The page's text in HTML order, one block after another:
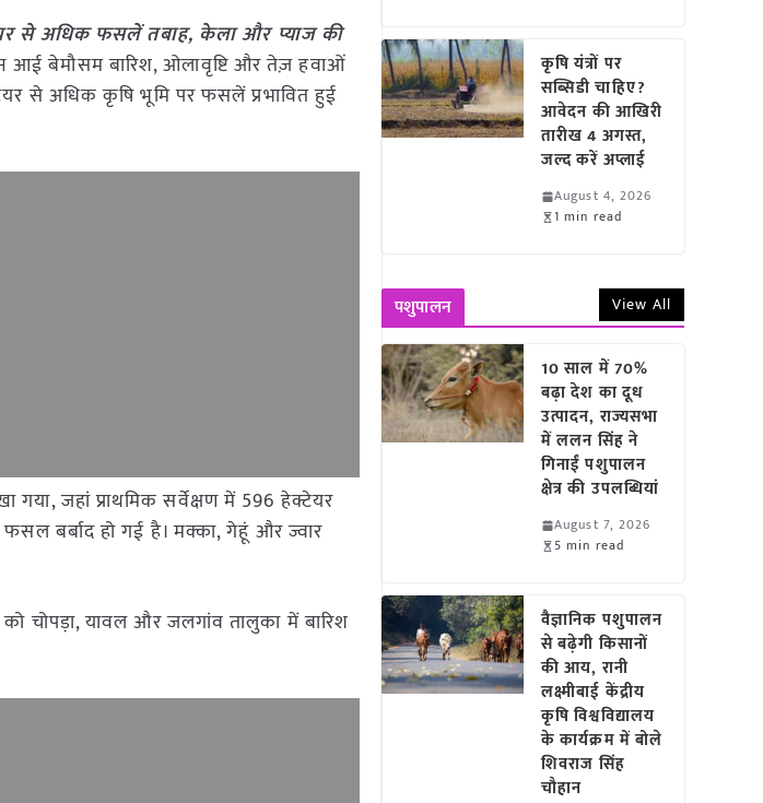
से अधिक फसलें तबाह, केला और प्याज की
आई बेमौसम बारिश, ओलावृष्टि और तेज़ हवाओं
से अधिक कृषि भूमि पर फसलें प्रभावित हुई
जहां प्राथमिक सर्वेक्षण में 596 हेक्टेयर
बर्बाद हो गई है। मक्का, गेहूं और ज्वार
चोपड़ा, यावल और जलगांव तालुका में बारिश
कृषि यंत्रों पर
सब्सिडी चाहिए?
आवेदन की आखिरी
तारीख 4 अगस्त,
जल्द करें अप्लाई
August 4, 2026
1 min read
पशुपालन View All
10 साल में 70%
बढ़ा देश का दूध
उत्पादन, राज्यसभा
में ललन सिंह ने
गिनाईं पशुपालन
क्षेत्र की उपलब्धियां
August 7, 2026
5 min read
वैज्ञानिक पशुपालन
से बढ़ेगी किसानों
की आय, रानी
लक्ष्मीबाई केंद्रीय
कृषि विश्वविद्यालय
के कार्यक्रम में बोले
शिवराज सिंह
चौहान